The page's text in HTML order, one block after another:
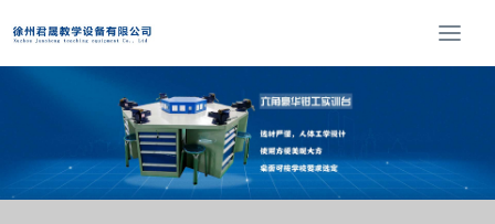
T
o
e
a